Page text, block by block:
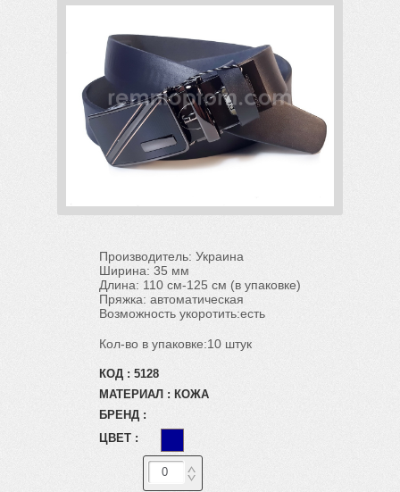
Производитель: Украина
Ширина: 35 мм
Длина: 110 см-125 см (в упаковке)
Пряжка: автоматическая
Возможность укоротить:есть
Кол-во в упаковке:10 штук
КОД : 5128
МАТЕРИАЛ : КОЖА
БРЕНД :
ЦВЕТ :